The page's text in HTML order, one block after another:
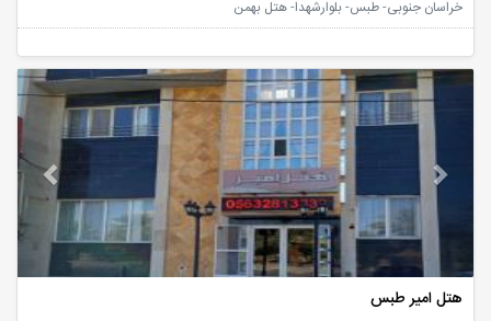
خراسان جنوبی- طبس- بلوارشهدا- هتل بهمن
Next
هتل امیر طبس